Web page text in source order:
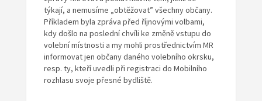
týkají, a nemusíme „obtěžovat” všechny občany.
Příkladem byla zpráva před říjnovými volbami,
kdy došlo na poslední chvíli ke změně vstupu do
volební místnosti a my mohli prostřednictvím MR
informovat jen občany daného volebního okrsku,
resp. ty, kteří uvedli při registraci do Mobilního
rozhlasu svoje přesné bydliště.